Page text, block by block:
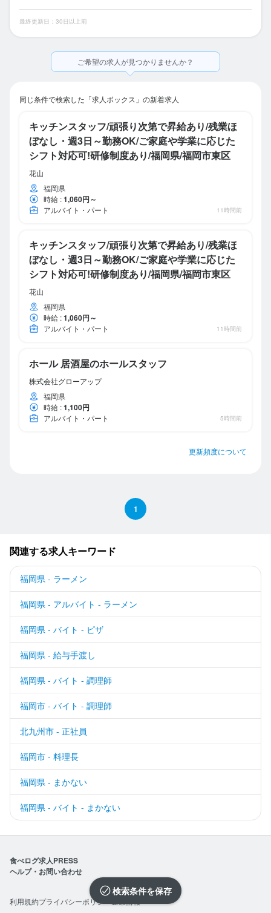
最終更新日：30日以上前
ご希望の求人が見つかりませんか？
同じ条件で検索した「求人ボックス」の新着求人
キッチンスタッフ/頑張り次第で昇給あり/残業ほ
ぼなし・週3日～勤務OK/ご家庭や学業に応じた
シフト対応可!研修制度あり/福岡県/福岡市東区
花山
福岡県
時給 :1,060円～
アルバイト・パート 11時間前
キッチンスタッフ/頑張り次第で昇給あり/残業ほ
ぼなし・週3日～勤務OK/ご家庭や学業に応じた
シフト対応可!研修制度あり/福岡県/福岡市東区
花山
福岡県
時給 :1,060円～
アルバイト・パート 11時間前
ホール 居酒屋のホールスタッフ
株式会社グローアップ
福岡県
時給 :1,100円
アルバイト・パート 5時間前
更新頻度について
1
検索条件を保存
関連する求人キーワード
福岡県 - ラーメン
福岡県 - アルバイト - ラーメン
福岡県 - バイト - ピザ
福岡県 - 給与手渡し
福岡県 - バイト - 調理師
福岡市 - バイト - 調理師
北九州市 - 正社員
福岡市 - 料理長
福岡県 - まかない
福岡県 - バイト - まかない
食べログ求人PRESS
ヘルプ・お問い合わせ
利用規約プライバシーポリシー